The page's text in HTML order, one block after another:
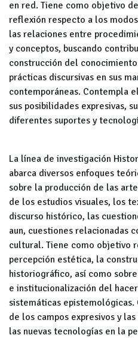
en red. Tiene como objetivo
reflexión respecto a los
las relaciones entre
y conceptos, buscando
construcción del
prácticas discursivas en sus
contemporáneas. Contempla
sus posibilidades expresivas,
diferentes suportes y
La línea de investigación
abarca diversos enfoques
sobre la producción de las
de los estudios visuales, los
discurso histórico, las
aun, cuestiones relacionadas
cultural. Tiene como objetivo
percepción estética, la
historiográfico, así como
e institucionalización del
sistemáticas epistemológicas.
de los campos expresivos y
las nuevas tecnologías en la